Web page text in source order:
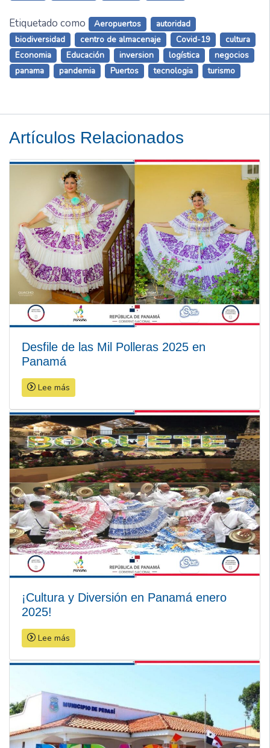
Etiquetado como Aeropuertos
autoridad
biodiversidad
centro de almacenaje Covid-19
cultura
Economia
Educación inversion logística
negocios
panama
pandemia Puertos tecnologia turismo
Artículos Relacionados
Desfile de las Mil Polleras 2025 en
Panamá
Lee más
¡Cultura y Diversión en Panamá enero
2025!
Lee más